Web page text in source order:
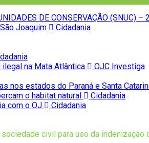
DE CONSERVAÇÃO (SNUC)
Joaquim
Cidadania
na Mata Atlântica
OJC Investiga
nos estados do Paraná e Santa
o habitat natural
Cidadania
com o OJ Cidadania
civil para uso da indenização